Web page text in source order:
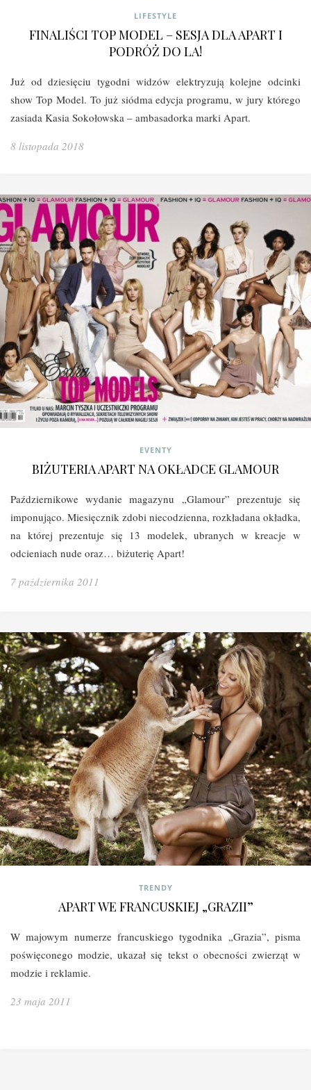
LIFESTYLE
FINALIŚCI TOP MODEL – SESJA DLA APART I
PODRÓŻ DO LA!
Już od dziesięciu tygodni widzów elektryzują kolejne odcinki
show Top Model. To już siódma edycja programu, w jury którego
zasiada Kasia Sokołowska – ambasadorka marki Apart.
8 listopada 2018
EVENTY
BIŻUTERIA APART NA OKŁADCE GLAMOUR
Październikowe wydanie magazynu „Glamour” prezentuje się
imponująco. Miesięcznik zdobi niecodzienna, rozkładana okładka,
na której prezentuje się 13 modelek, ubranych w kreacje w
odcieniach nude oraz… biżuterię Apart!
7 października 2011
TRENDY
APART WE FRANCUSKIEJ „GRAZII”
W majowym numerze francuskiego tygodnika „Grazia”, pisma
poświęconego modzie, ukazał się tekst o obecności zwierząt w
modzie i reklamie.
23 maja 2011